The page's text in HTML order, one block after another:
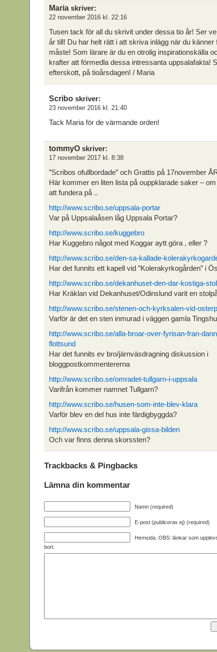
Maria skriver:
22 november 2016 kl. 22:16
Tusen tack för all du skrivit under dessa tio år! Ser
år till! Du har helt rätt i att skriva inlägg när du känner
måste! Som lärare är du en otrolig inspirationskälla
krafter att förmedla dessa intressanta uppsalafakta!
efterskott, på tioårsdagen! / Maria
Scribo skriver:
23 november 2016 kl. 21:40
Tack Maria för de värmande orden!
tommyO skriver:
17 november 2017 kl. 8:38
”Scribos ofullbordade” och Grattis på 17november
Här kommer en liten lista på ouppklarade saker –
att fundera på ..
http://www.scribo.se/uppsala-portar
Var på Uppsalaåsen låg Uppsala Portar?
http://www.scribo.se/kuggebro
Har Kuggebro något med Koggar aytt göra , eller ?
http://www.scribo.se/den-sa-kallade-
Har det funnits ett kapell vid ”Kolerakyrkogården” i
http://www.scribo.se/dekanhuset-den-dar-kostiga-
Har Kräklan vid Dekanhuset/Odinslund varit en
http://www.scribo.se/stenen-och-kyrksalen-vid-
Varför är det en sten inmurad i väggen gamla
http://www.scribo.se/alla-broar-over-fyrisan-fran-
flottsund
Har det funnits ev bro/järnväsdragning diskussion i
bloggpostkommentererna
http://www.scribo.se/omradet-tullgarn-i-uppsala
Varifrån kommer namnet Tullgarn?
http://www.scribo.se/husen-som-inte-blev-klara
Varför blev en del hus inte färdigbyggda?
http://www.scribo.se/uppsala-gissa-bilden
Och var finns denna skorssten?
Trackbacks & Pingbacks
Lämna din kommentar
Namn (required)
E-post (publiceras ej) (required)
Hemsida. OBS: länkar som
bort.